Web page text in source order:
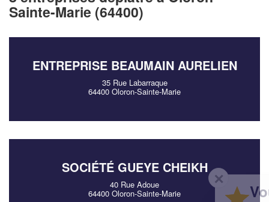
Sainte-Marie (64400)
ENTREPRISE BEAUMAIN AURELIEN
35 Rue Labarraque
64400 Oloron-Sainte-Marie
SOCIÉTÉ GUEYE CHEIKH
40 Rue Adoue
64400 Oloron-Sainte-Marie
✕
Vous êtes un